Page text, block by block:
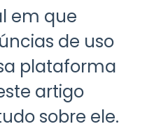
em que
de uso
plataforma
artigo
sobre ele.